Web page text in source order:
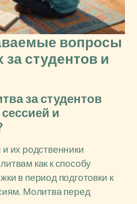
вопросы
за студентов и
за студентов
и
их родственники
как к способу
в период подготовки к
Молитва перед